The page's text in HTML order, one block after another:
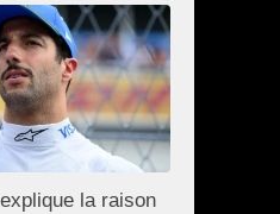
la raison